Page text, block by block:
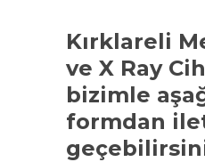
Kırklareli
ve X Ray
bizimle
formdan